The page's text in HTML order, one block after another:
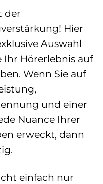
der
Hier
Auswahl
Ihr Hörerlebnis auf
Wenn Sie auf
und einer
Nuance Ihrer
erweckt, dann
einfach nur